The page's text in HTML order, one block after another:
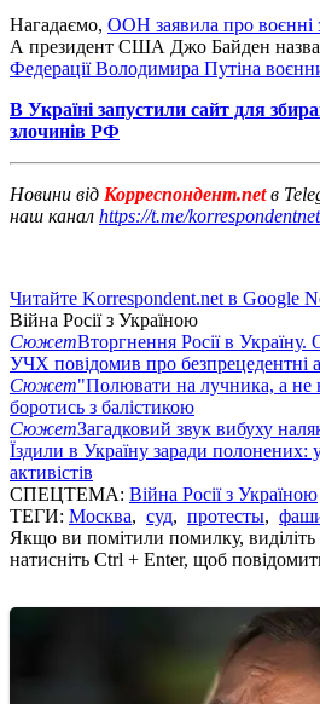
Нагадаємо, ООН заявила про воєнні
А президент США Джо Байден
Федерації Володимира Путіна
В Україні запустили сайт для
злочинів РФ
Новини від Корреспондент.netв
наш канал https://t.me/korrespondentnet
Читайте Korrespondent.net в Google
Війна Росії з Україною
СюжетВторгнення Росії в Україну.
УЧХ повідомив про безпрецедентні
Сюжет"Полювати на лучника, а не
боротись з балістикою
СюжетЗагадковий звук вибуху
Їздили в Україну заради полонених:
активістів
СПЕЦТЕМА: Війна Росії з Україною
ТЕГИ: Москва, суд, протесты,
Якщо ви помітили помилку, виділіть
натисніть Ctrl + Enter, щоб